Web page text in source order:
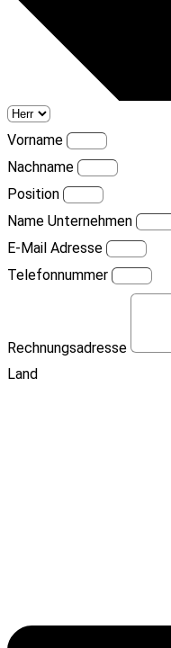
Vorname
Nachname
Position
Name Unternehmen
E-Mail Adresse
Telefonnummer
Rechnungsadresse
Land